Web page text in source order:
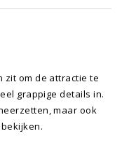
zit om de attractie te
grappige details in.
maar ook